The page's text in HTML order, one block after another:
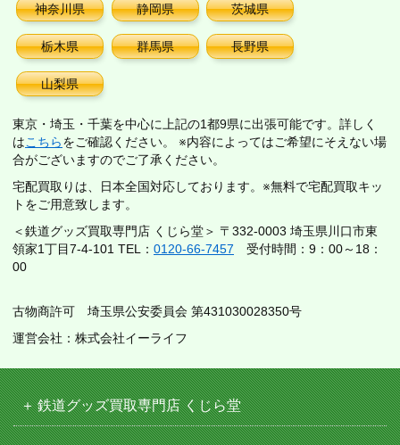
神奈川県 静岡県 茨城県
栃木県 群馬県 長野県
山梨県
東京・埼玉・千葉を中心に上記の1都9県に出張可能です。詳しく
はこちらをご確認ください。 ※内容によってはご希望にそえない場
合がございますのでご了承ください。
宅配買取りは、日本全国対応しております。※無料で宅配買取キッ
トをご用意致します。
＜鉄道グッズ買取専門店 くじら堂＞ 〒332-0003 埼玉県川口市東
領家1丁目7-4-101 TEL： 0120-66-7457 受付時間：9：00～18：
00
古物商許可 埼玉県公安委員会 第431030028350号
運営会社：株式会社イーライフ
鉄道グッズ買取専門店 くじら堂